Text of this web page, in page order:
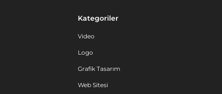
Kategoriler
Video
Logo
Grafik Tasarım
Web Sitesi